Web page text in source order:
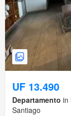
UF 13.490
Departamento in
Santiago